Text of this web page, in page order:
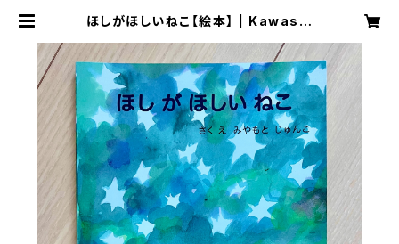
ほしがほしいねこ【絵本】 | Kawashi